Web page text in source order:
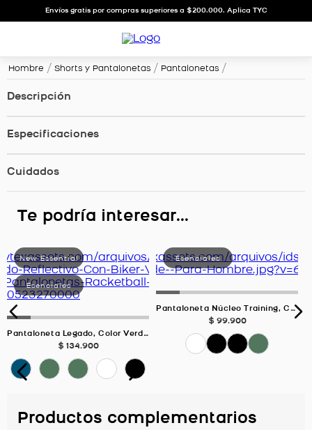
Envíos gratis por compras superiores a $200.000. Aplica TYC
Hombre Shorts y Pantalonetas Pantalonetas
Descripción
Especificaciones
Cuidados
Te podría interesar...
Pantaloneta Legado, Color Verde Oscuro Para Hombre
$ 134.900
Pantaloneta Núcleo Training, Color Verde Para Hombre
$ 99.900
Productos complementarios